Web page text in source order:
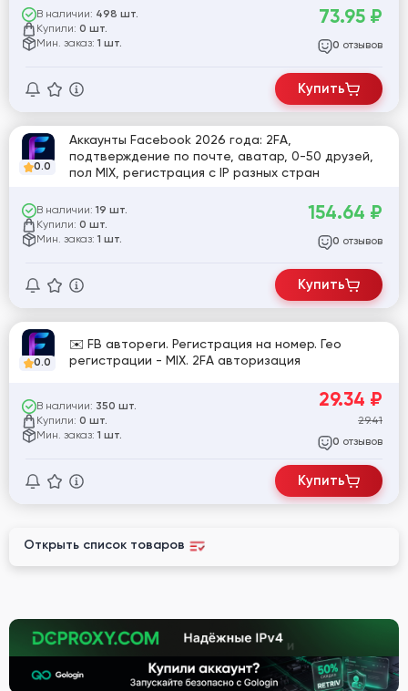
В наличии: 498 шт.
Купили: 0 шт.
Мин. заказ: 1 шт.
73.95 ₽
0 отзывов
Купить
0.0
Аккаунты Facebook 2026 года: 2FA,
подтверждение по почте, аватар, 0-50 друзей,
пол MIX, регистрация с IP разных стран
В наличии: 19 шт.
Купили: 0 шт.
Мин. заказ: 1 шт.
154.64 ₽
0 отзывов
Купить
0.0
✉️ FB автореги. Регистрация на номер. Гео
регистрации - MIX. 2FA авторизация
В наличии: 350 шт.
Купили: 0 шт.
Мин. заказ: 1 шт.
29.34 ₽
29.41
0 отзывов
Купить
Открыть список товаров